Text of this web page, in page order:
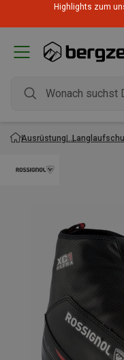
Highlights zum
Ausrüstung